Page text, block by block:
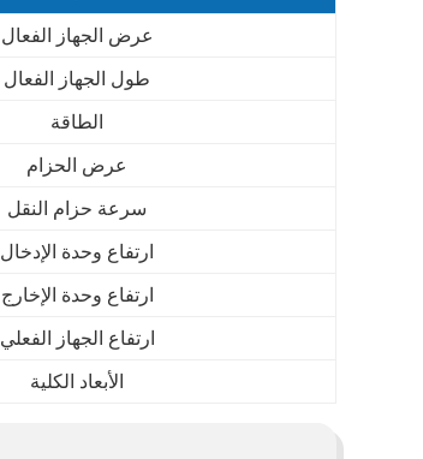
عرض الجهاز الفعال
طول الجهاز الفعال
الطاقة
عرض الحزام
سرعة حزام النقل
ارتفاع وحدة الإدخال
ارتفاع وحدة الإخارج
ارتفاع الجهاز الفعلي
الأبعاد الكلية